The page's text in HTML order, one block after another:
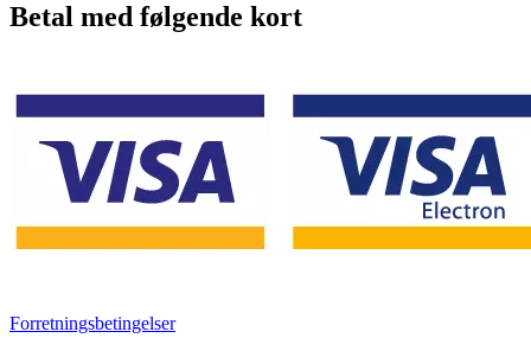
Betal med følgende kort
Forretningsbetingelser